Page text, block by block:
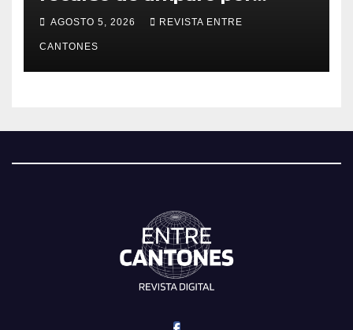
presunta falta de respuesta
en relación con los
fundamentos técnicos del
examen de incorporación al
AGOSTO 5, 2026 REVISTA ENTRE
CANTONES